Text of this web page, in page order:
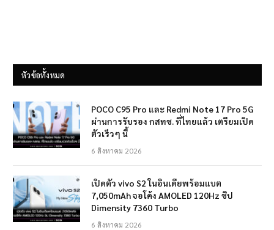
หัวข้อทั้งหมด
POCO C95 Pro และ Redmi Note 17 Pro 5G
ผ่านการรับรอง กสทช. ที่ไทยแล้ว เตรียมเปิด
ตัวเร็วๆ นี้
6 สิงหาคม 2026
เปิดตัว vivo S2 ในอินเดียพร้อมแบต
7,050mAh จอโค้ง AMOLED 120Hz ชิป
Dimensity 7360 Turbo
6 สิงหาคม 2026